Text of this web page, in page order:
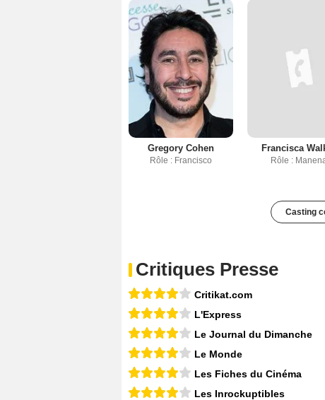
Gregory Cohen
Rôle : Francisco
Francisca
Rôle :
Casting
Critiques Presse
Critikat.com
L'Express
Le Journal du Dimanche
Le Monde
Les Fiches du Cinéma
Les Inrockuptibles